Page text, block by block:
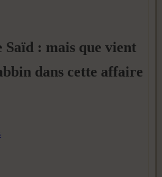
: mais que vient
dans cette affaire